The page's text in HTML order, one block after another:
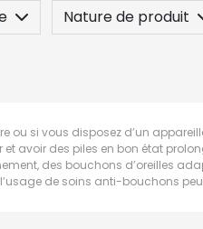
Nature de produit
ou si vous disposez d’un
et avoir des piles en bon état
des bouchons d’oreilles
de soins anti-bouchons